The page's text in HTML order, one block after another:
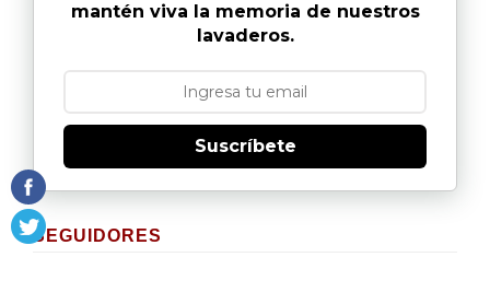
mantén viva la memoria de nuestros
lavaderos.
Suscríbete
SEGUIDORES